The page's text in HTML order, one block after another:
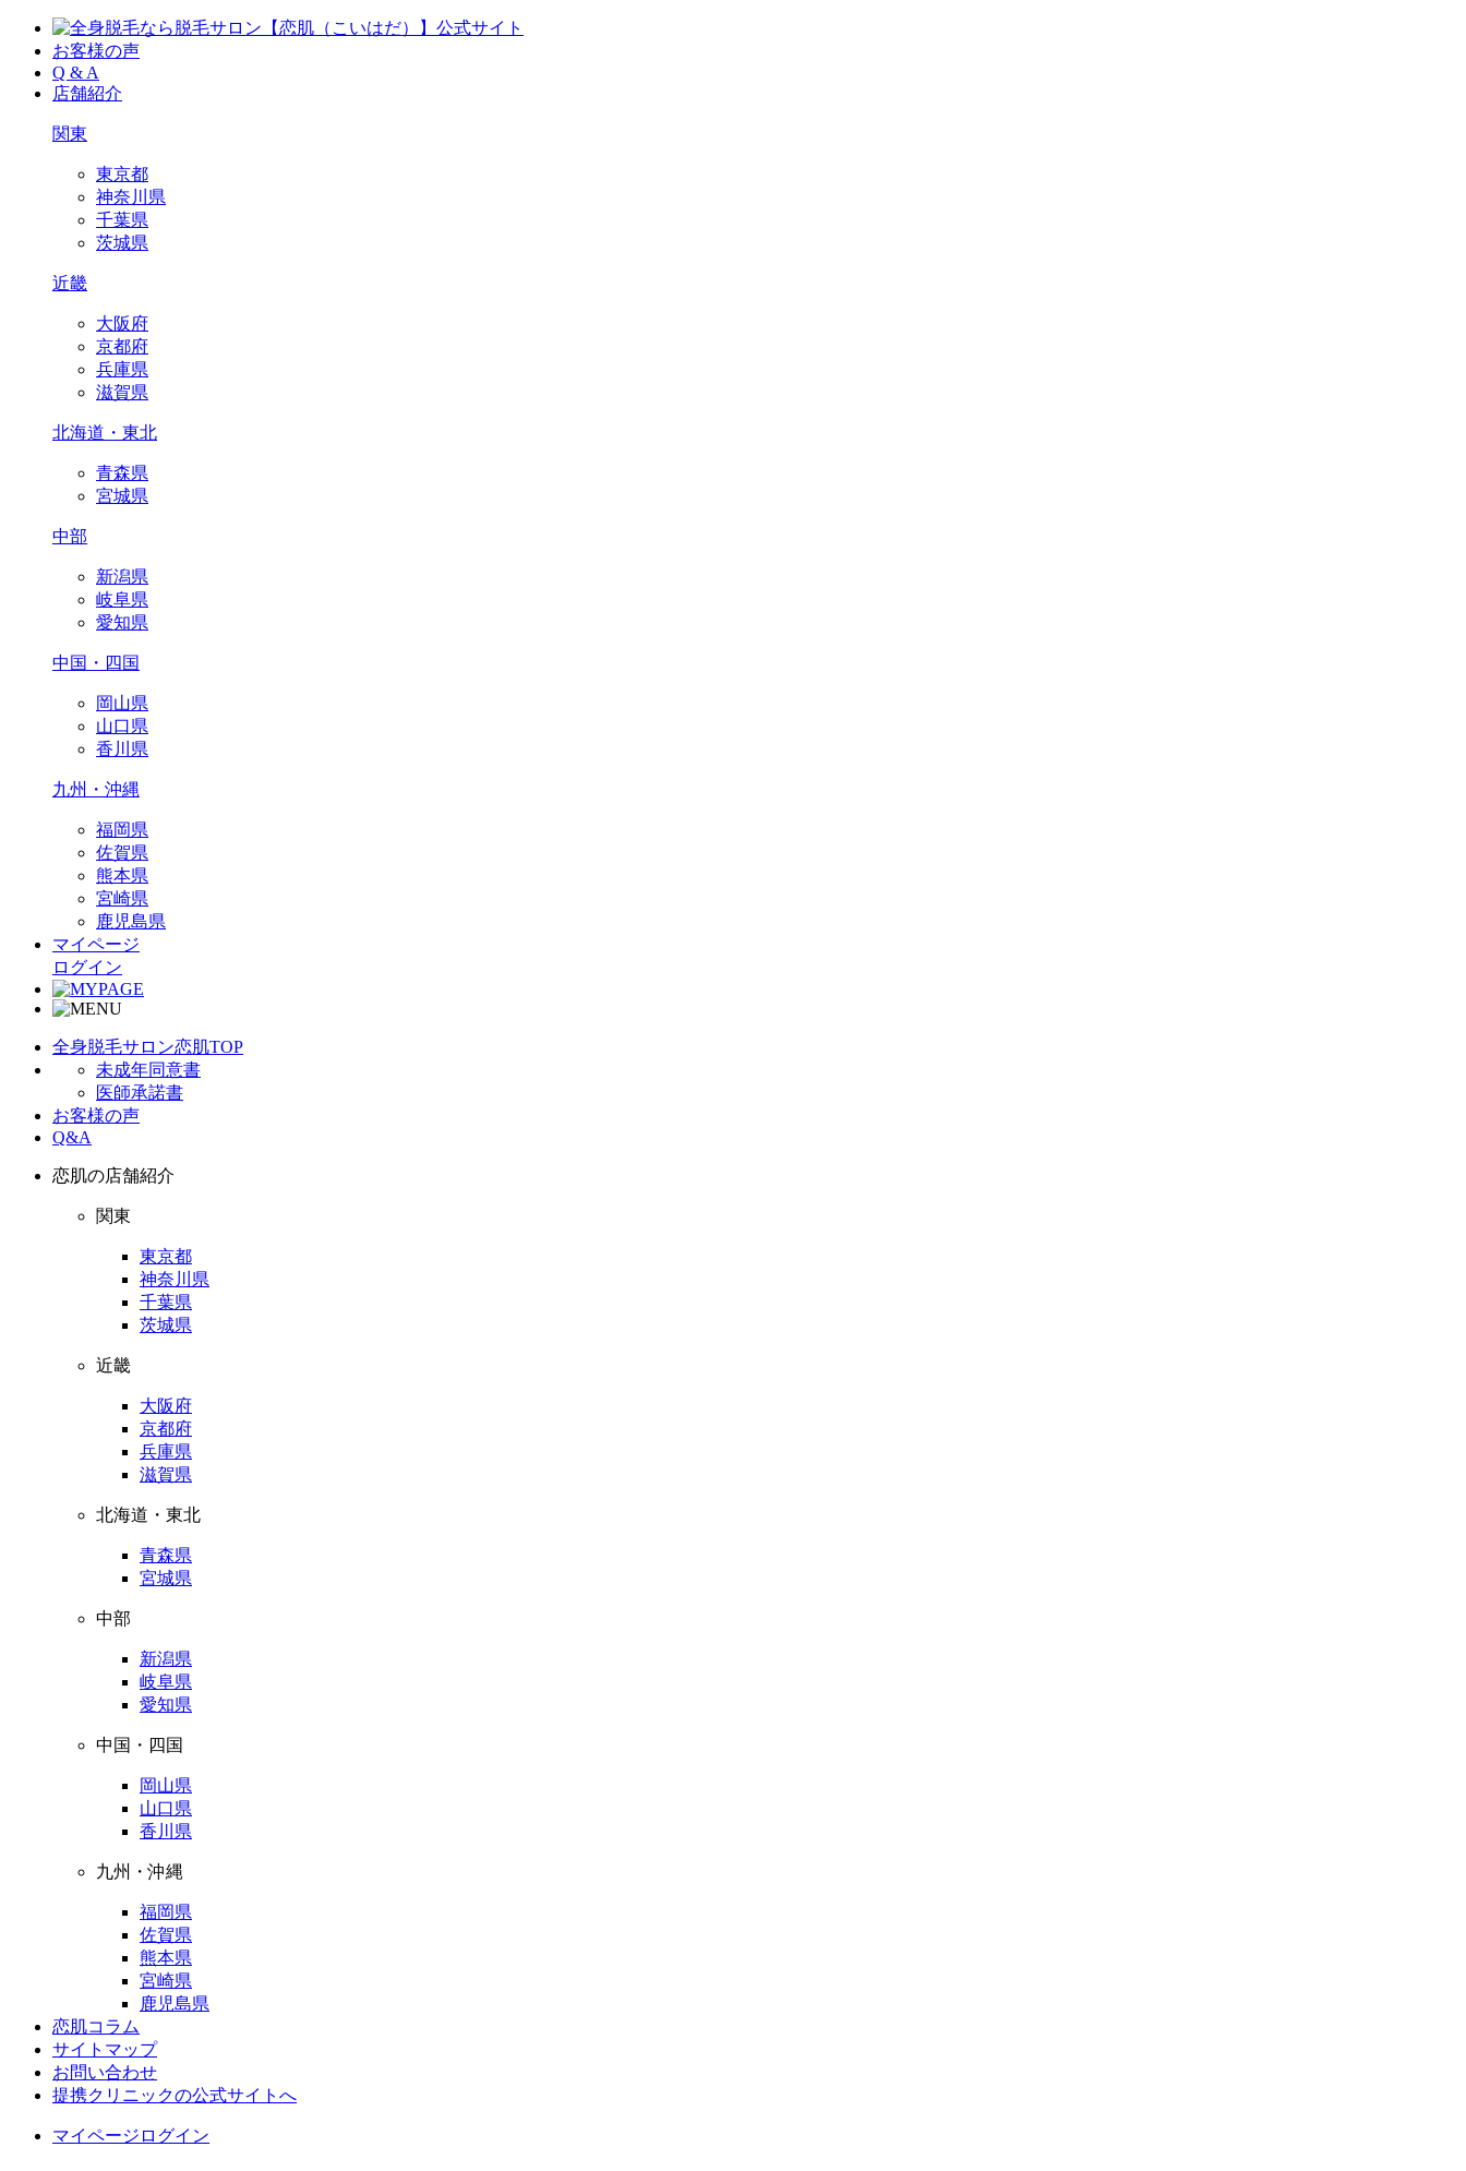
お客様の声
Q & A
店舗紹介
関東
東京都
神奈川県
千葉県
茨城県
近畿
大阪府
京都府
兵庫県
滋賀県
北海道・東北
青森県
宮城県
中部
新潟県
岐阜県
愛知県
中国・四国
岡山県
山口県
香川県
九州・沖縄
福岡県
佐賀県
熊本県
宮崎県
鹿児島県
マイページ
ログイン
全身脱毛サロン恋肌TOP
未成年同意書
医師承諾書
お客様の声
Q&A
恋肌の店舗紹介
関東
東京都
神奈川県
千葉県
茨城県
近畿
大阪府
京都府
兵庫県
滋賀県
北海道・東北
青森県
宮城県
中部
新潟県
岐阜県
愛知県
中国・四国
岡山県
山口県
香川県
九州・沖縄
福岡県
佐賀県
熊本県
宮崎県
鹿児島県
恋肌コラム
サイトマップ
お問い合わせ
提携クリニックの公式サイトへ
マイページログイン